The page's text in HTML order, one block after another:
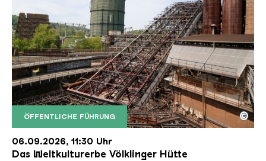
ÖFFENTLICHE FÜHRUNG
Der Erzschrägaufzug der Völklinger Hütte mit
Copyright: Weltkulturerbe Völklinger Hütte | Karl
©
06.09.2026, 11:30 Uhr
Das Weltkulturerbe Völklinger Hütte